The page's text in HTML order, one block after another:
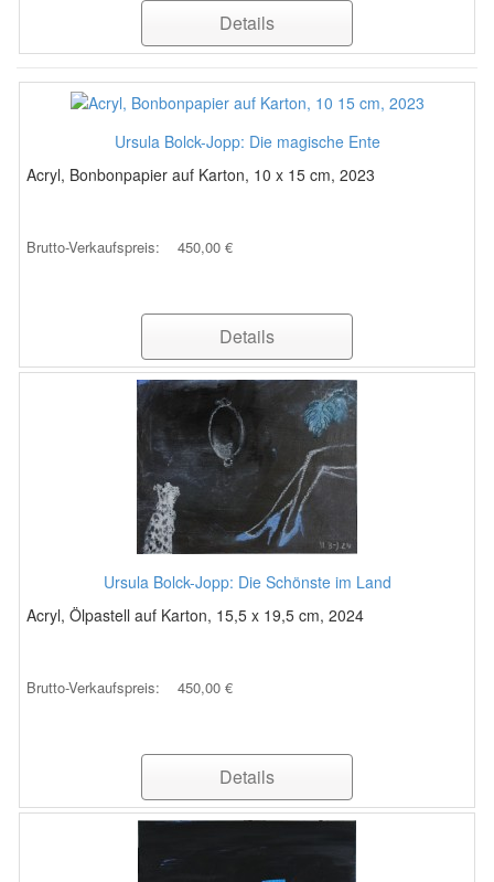
Details
Ursula Bolck-Jopp: Die magische Ente
Acryl, Bonbonpapier auf Karton, 10 x 15 cm, 2023
Brutto-Verkaufspreis: 450,00 €
Details
Ursula Bolck-Jopp: Die Schönste im Land
Acryl, Ölpastell auf Karton, 15,5 x 19,5 cm, 2024
Brutto-Verkaufspreis: 450,00 €
Details